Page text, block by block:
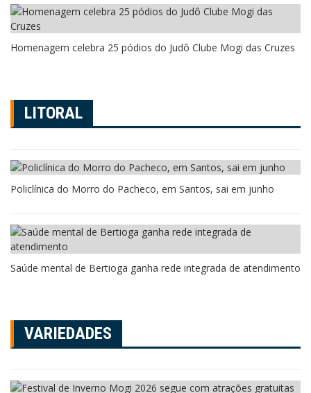
Homenagem celebra 25 pódios do Judô Clube Mogi das Cruzes
LITORAL
Policlínica do Morro do Pacheco, em Santos, sai em junho
Saúde mental de Bertioga ganha rede integrada de atendimento
VARIEDADES